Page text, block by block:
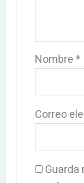
Nombre*
Correo